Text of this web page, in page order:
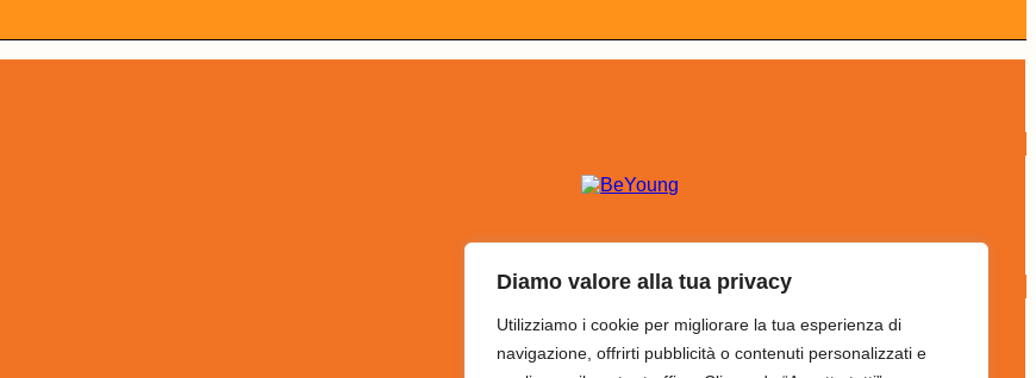
Diamo valore alla tua privacy
Utilizziamo i cookie per migliorare la tua esperienza di
navigazione, offrirti pubblicità o contenuti personalizzati e